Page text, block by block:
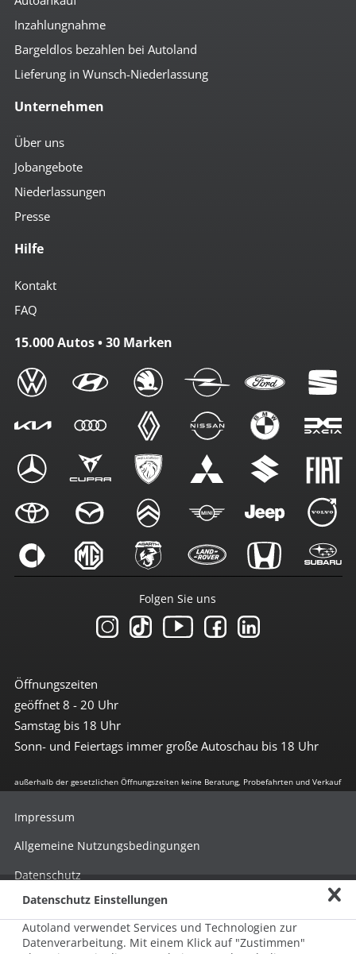
Inzahlungnahme
Bargeldlos bezahlen bei Autoland
Lieferung in Wunsch-Niederlassung
Unternehmen
Über uns
Jobangebote
Niederlassungen
Presse
Hilfe
Kontakt
FAQ
15.000 Autos • 30 Marken
Öffnungszeiten
geöffnet 8 - 20 Uhr
Samstag bis 18 Uhr
Sonn- und Feiertags immer große Autoschau bis 18 Uhr
Folgen Sie uns
außerhalb der gesetzlichen Öffnungszeiten keine Beratung, Probefahrten und Verkauf
Impressum
Allgemeine Nutzungsbedingungen
Datenschutz
Hinweisgebersystem nach HinSchG
Beschwerde nach LkSG
Datenschutz Einstellungen
Autoland verwendet Services und Technologien zur
Datenverarbeitung. Mit einem Klick auf "Zustimmen"